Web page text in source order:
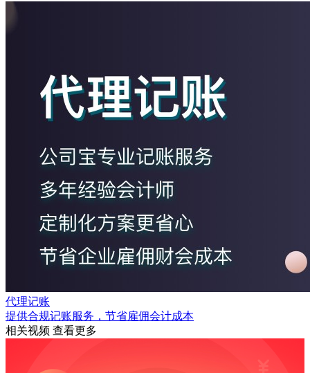
代理记账
提供合规记账服务，节省雇佣会计成本
相关视频 查看更多